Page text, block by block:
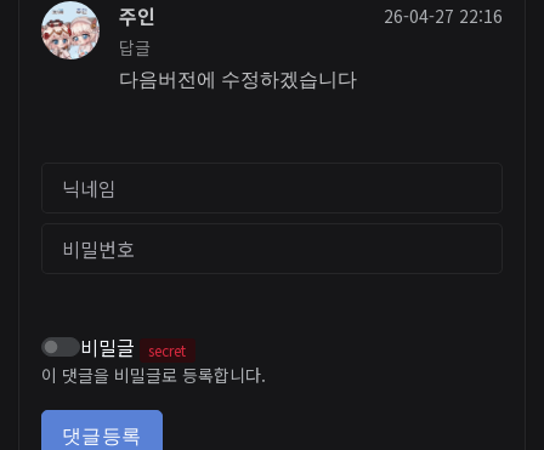
주인
26-04-27 22:16
답글
다음버전에 수정하겠습니다
닉네임
비밀번호
비밀글 secret
이 댓글을 비밀글로 등록합니다.
댓글등록